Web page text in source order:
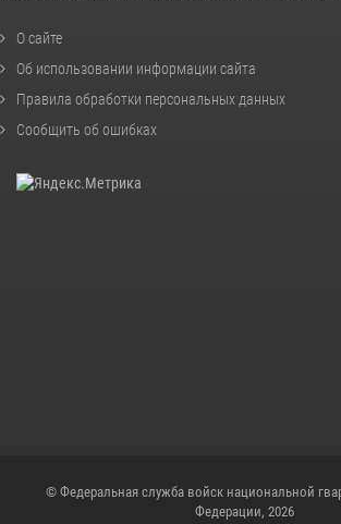
О сайте
Об использовании информации сайта
Правила обработки персональных данных
Сообщить об ошибках
© Федеральная служба войск национальной
Федерации, 2026